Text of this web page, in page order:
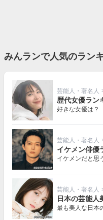
みんランで人気のラン
芸能人・著名人
歴代女優ラン
好きな女優は？
芸能人・著名人
イケメン俳優
イケメンだと思
芸能人・著名人
日本の芸能人
最も美人な日本